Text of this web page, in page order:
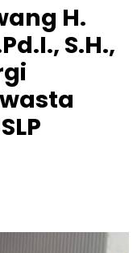
H.
S.H.,